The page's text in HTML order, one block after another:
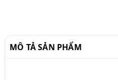
MÔ TẢ SẢN PHẨM